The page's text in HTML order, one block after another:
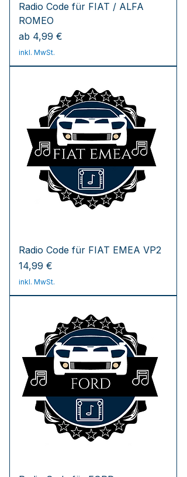
Radio Code für FIAT / ALFA
ROMEO
ab 4,99 €
Sale-Preis
inkl. MwSt.
Radio Code für FIAT EMEA VP2
Preis
14,99 €
inkl. MwSt.